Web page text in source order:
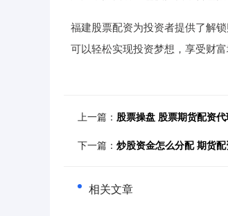
福建股票配资为投资者提供了解
可以轻松实现投资梦想，享受财富
上一篇： 股票操盘 股票期货配资
下一篇： 炒股资金怎么分配 期货
相关文章